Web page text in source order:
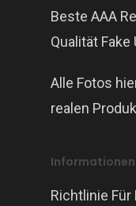
Beste AAA
Qualität Fake
Alle Fotos
realen
Informationen
Richtlinie